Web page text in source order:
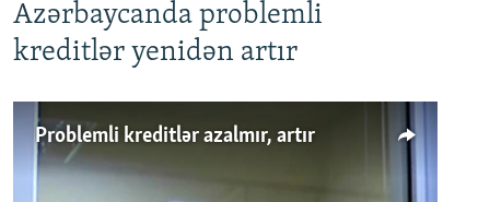
Azərbaycanda problemli
kreditlər yenidən artır
Problemli kreditlər azalmır, artır